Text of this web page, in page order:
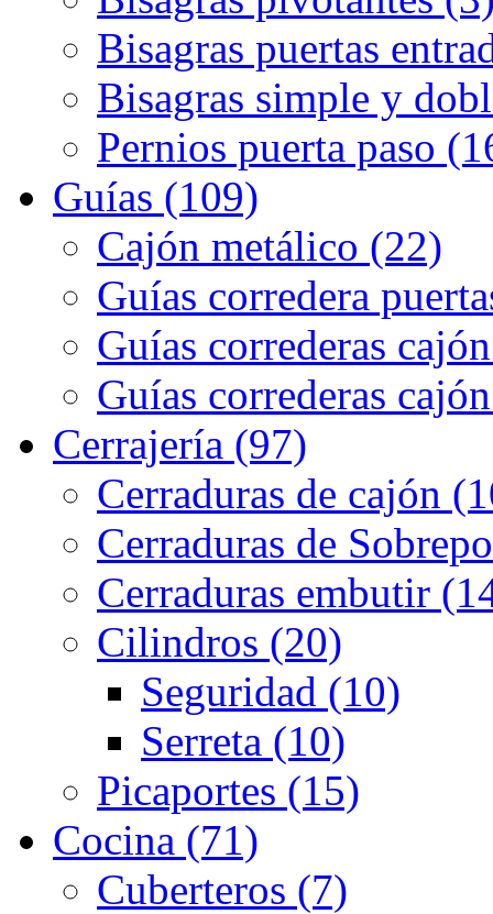
Bisagras puertas
Bisagras simple y
Pernios puerta paso
Guías (109)
Cajón metálico (22)
Guías corredera
Guías correderas
Guías correderas
Cerrajería (97)
Cerraduras de cajón
Cerraduras de
Cerraduras embutir
Cilindros (20)
Seguridad (10)
Serreta (10)
Picaportes (15)
Cocina (71)
Cuberteros (7)